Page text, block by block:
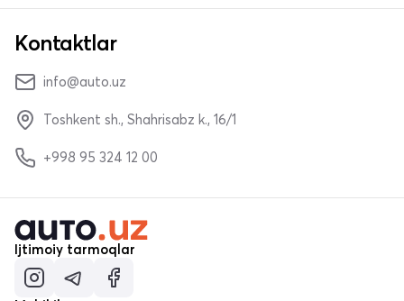
Kontaktlar
info@auto.uz
Toshkent sh., Shahrisabz k., 16/1
+998 95 324 12 00
Ijtimoiy tarmoqlar